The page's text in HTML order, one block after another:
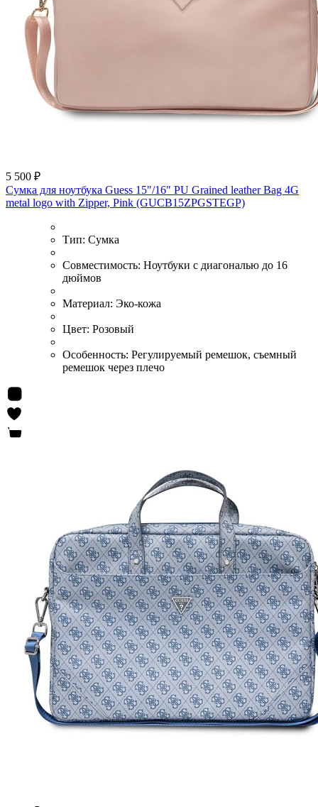
5 500 ₽
Сумка для ноутбука Guess 15"/16" PU Grained leather Bag 4G
metal logo with Zipper, Pink (GUCB15ZPGSTEGP)
Тип: Сумка
Совместимость: Ноутбуки с диагональю до 16
дюймов
Материал: Эко-кожа
Цвет: Розовый
Особенность: Регулируемый ремешок, съемный
ремешок через плечо